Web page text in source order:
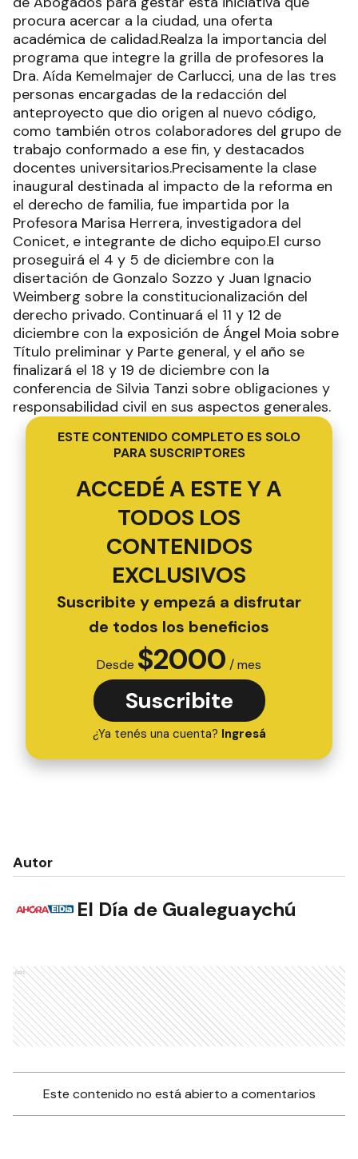
procura acercar a la ciudad, una oferta
académica de calidad.Realza la importancia del
programa que integre la grilla de profesores la
Dra. Aída Kemelmajer de Carlucci, una de las tres
personas encargadas de la redacción del
anteproyecto que dio origen al nuevo código,
como también otros colaboradores del grupo de
trabajo conformado a ese fin, y destacados
docentes universitarios.Precisamente la clase
inaugural destinada al impacto de la reforma en
el derecho de familia, fue impartida por la
Profesora Marisa Herrera, investigadora del
Conicet, e integrante de dicho equipo.El curso
proseguirá el 4 y 5 de diciembre con la
disertación de Gonzalo Sozzo y Juan Ignacio
Weimberg sobre la constitucionalización del
derecho privado. Continuará el 11 y 12 de
diciembre con la exposición de Ángel Moia sobre
Título preliminar y Parte general, y el año se
finalizará el 18 y 19 de diciembre con la
conferencia de Silvia Tanzi sobre obligaciones y
responsabilidad civil en sus aspectos generales.
ESTE CONTENIDO COMPLETO ES SOLO
PARA SUSCRIPTORES
ACCEDÉ A ESTE Y A
TODOS LOS
CONTENIDOS
EXCLUSIVOS
Suscribite y empezá a disfrutar
de todos los beneficios
Desde $2000 / mes
Suscribite
¿Ya tenés una cuenta? Ingresá
Autor
El Día de Gualeguaychú
Ads
Este contenido no está abierto a comentarios